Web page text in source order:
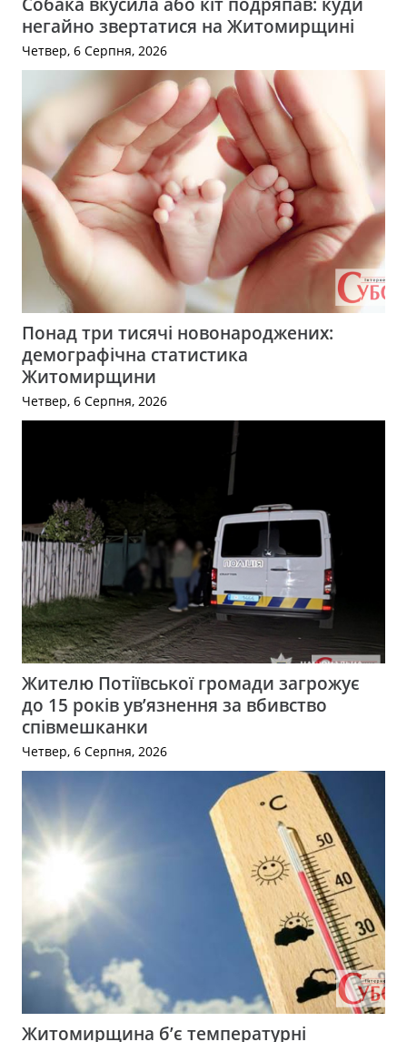
негайно звертатися на Житомирщині
Четвер, 6 Серпня, 2026
Понад три тисячі новонароджених:
демографічна статистика
Житомирщини
Четвер, 6 Серпня, 2026
Жителю Потіївської громади загрожує
до 15 років ув’язнення за вбивство
співмешканки
Четвер, 6 Серпня, 2026
Житомирщина б’є температурні